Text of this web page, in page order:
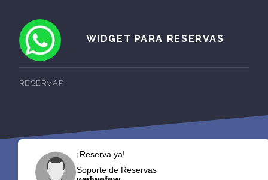
WIDGET PARA RESERVAS
RESERVAR
¡Reserva ya!
Soporte de Reservas